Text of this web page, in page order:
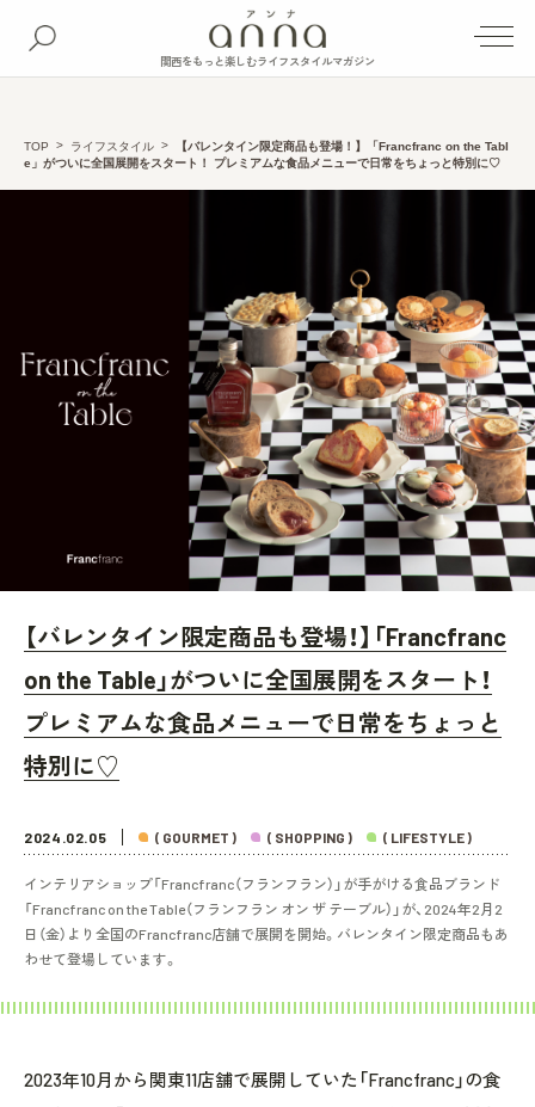
関西をもっと楽しむライフスタイルマガジン
TOP ライフスタイル
【バレンタイン限定商品も登場！】「Francfranc on the Tabl
e」がついに全国展開をスタート！ プレミアムな食品メニューで日常をちょっと特別に♡
【バレンタイン限定商品も登場！】「Francfranc
on the Table」がついに全国展開をスタート！
プレミアムな食品メニューで日常をちょっと
特別に♡
2024.02.05 ( GOURMET ) ( SHOPPING ) ( LIFESTYLE )
インテリアショップ「Francfranc（フランフラン）」が手がける食品ブランド
「Francfranc on the Table（フランフラン オン ザ テーブル）」が、2024年2月2
日（金）より全国のFrancfranc店舗で展開を開始。バレンタイン限定商品もあ
わせて登場しています。
2023年10月から関東11店舗で展開していた「Francfranc」の食